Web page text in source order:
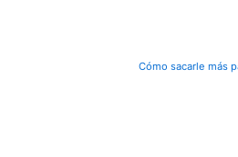
Cómo sacarle más